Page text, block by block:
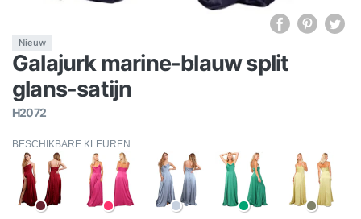
Nieuw
Galajurk marine-blauw split
glans-satijn
H2072
BESCHIKBARE KLEUREN